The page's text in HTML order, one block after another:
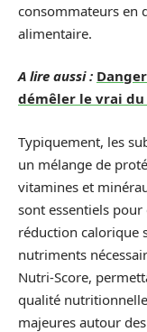
consommateurs en
alimentaire.
A lire aussi :
démêler le vrai
Typiquement, les
un mélange de
vitamines et
sont essentiels
réduction calorique
nutriments
Nutri-Score,
qualité
majeures autour